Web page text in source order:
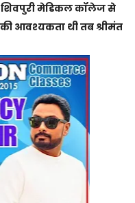
शिवपुरी मेडिकल कॉलेज से
आवश्यकता थी तब श्रीमंत